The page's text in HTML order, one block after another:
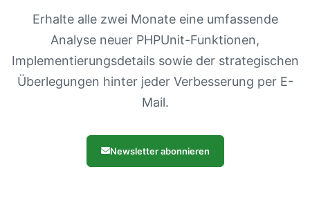
Erhalte alle zwei Monate eine umfassende
Analyse neuer PHPUnit-Funktionen,
Implementierungsdetails sowie der strategischen
Überlegungen hinter jeder Verbesserung per E-
Mail.
Newsletter abonnieren